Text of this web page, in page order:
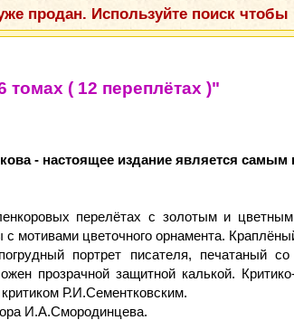
продан. Используйте поиск
( 12 переплётах )"
- настоящее издание является
перелётах с золотым и
цветочного орнамента.
портрет писателя, печатаный
прозрачной защитной калькой.
Р.И.Сементковским.
И.А.Смородинцева.